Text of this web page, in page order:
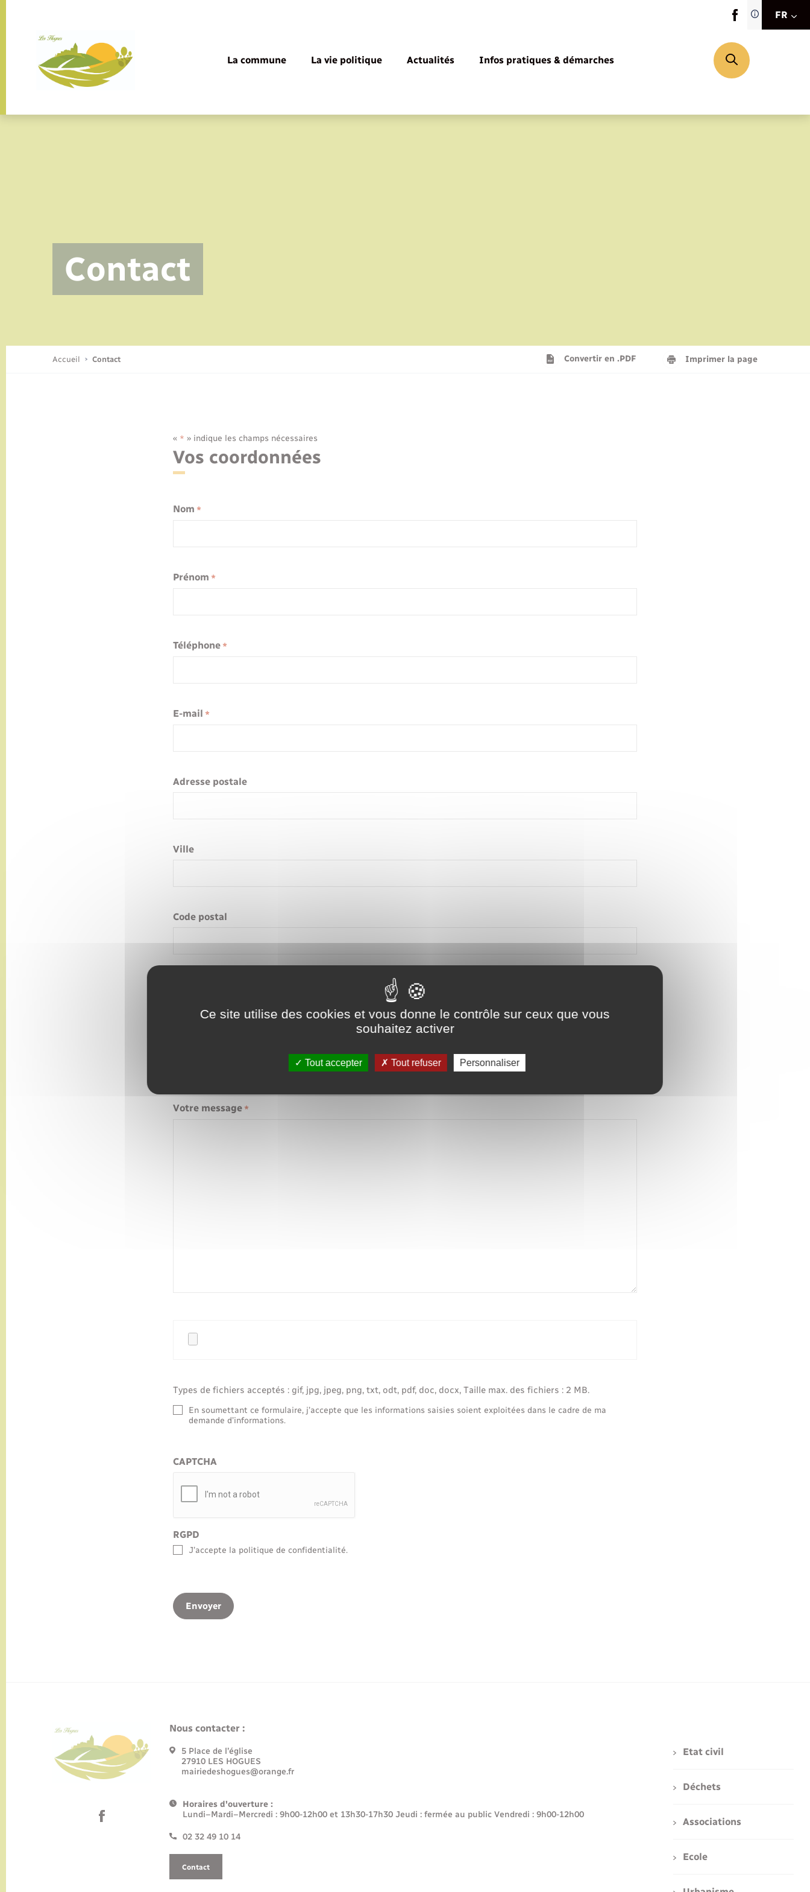
Traduction
siteFR
La commune La vie politique Actualités Infos pratiques & démarches
Contact
Accueil Contact Convertir en .PDF Imprimer la page
« * » indique les champs nécessaires
Vos coordonnées
Nom *
Prénom *
Téléphone *
E-mail *
Adresse postale
Ville
Code postal
Votre message *
Types de fichiers acceptés : gif, jpg, jpeg, png, txt, odt, pdf, doc, docx, Taille max. des fichiers : 2 MB.
RGPDEn soumettant ce formulaire, j’accepte que les informations saisies soient exploitées dans le cadre de ma
demande d’informations.
CAPTCHA
RGPD
J’accepte la politique de confidentialité.
Envoyer
Nous contacter :
5 Place de l’église
27910 LES HOGUES
mairiedeshogues@orange.fr
Horaires d'ouverture :
Lundi–Mardi–Mercredi : 9h00-12h00 et 13h30-17h30 Jeudi : fermée au public Vendredi : 9h00-12h00
02 32 49 10 14
Contact
Etat civil
Déchets
Associations
Ecole
Ce site utilise des cookies et vous donne le contrôle sur ceux que vous
souhaitez activer
Tout accepter Tout refuser Personnaliser